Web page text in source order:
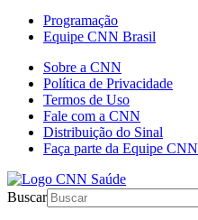
Programação
Equipe CNN Brasil
Sobre a CNN
Política de Privacidade
Termos de Uso
Fale com a CNN
Distribuição do Sinal
Faça parte da Equipe CNN
Buscar